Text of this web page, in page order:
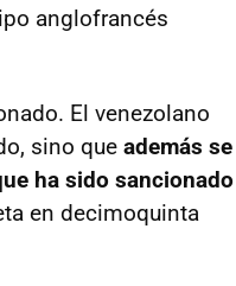
anglofrancés
El venezolano
sino que además se
ha sido sancionado
en decimoquinta